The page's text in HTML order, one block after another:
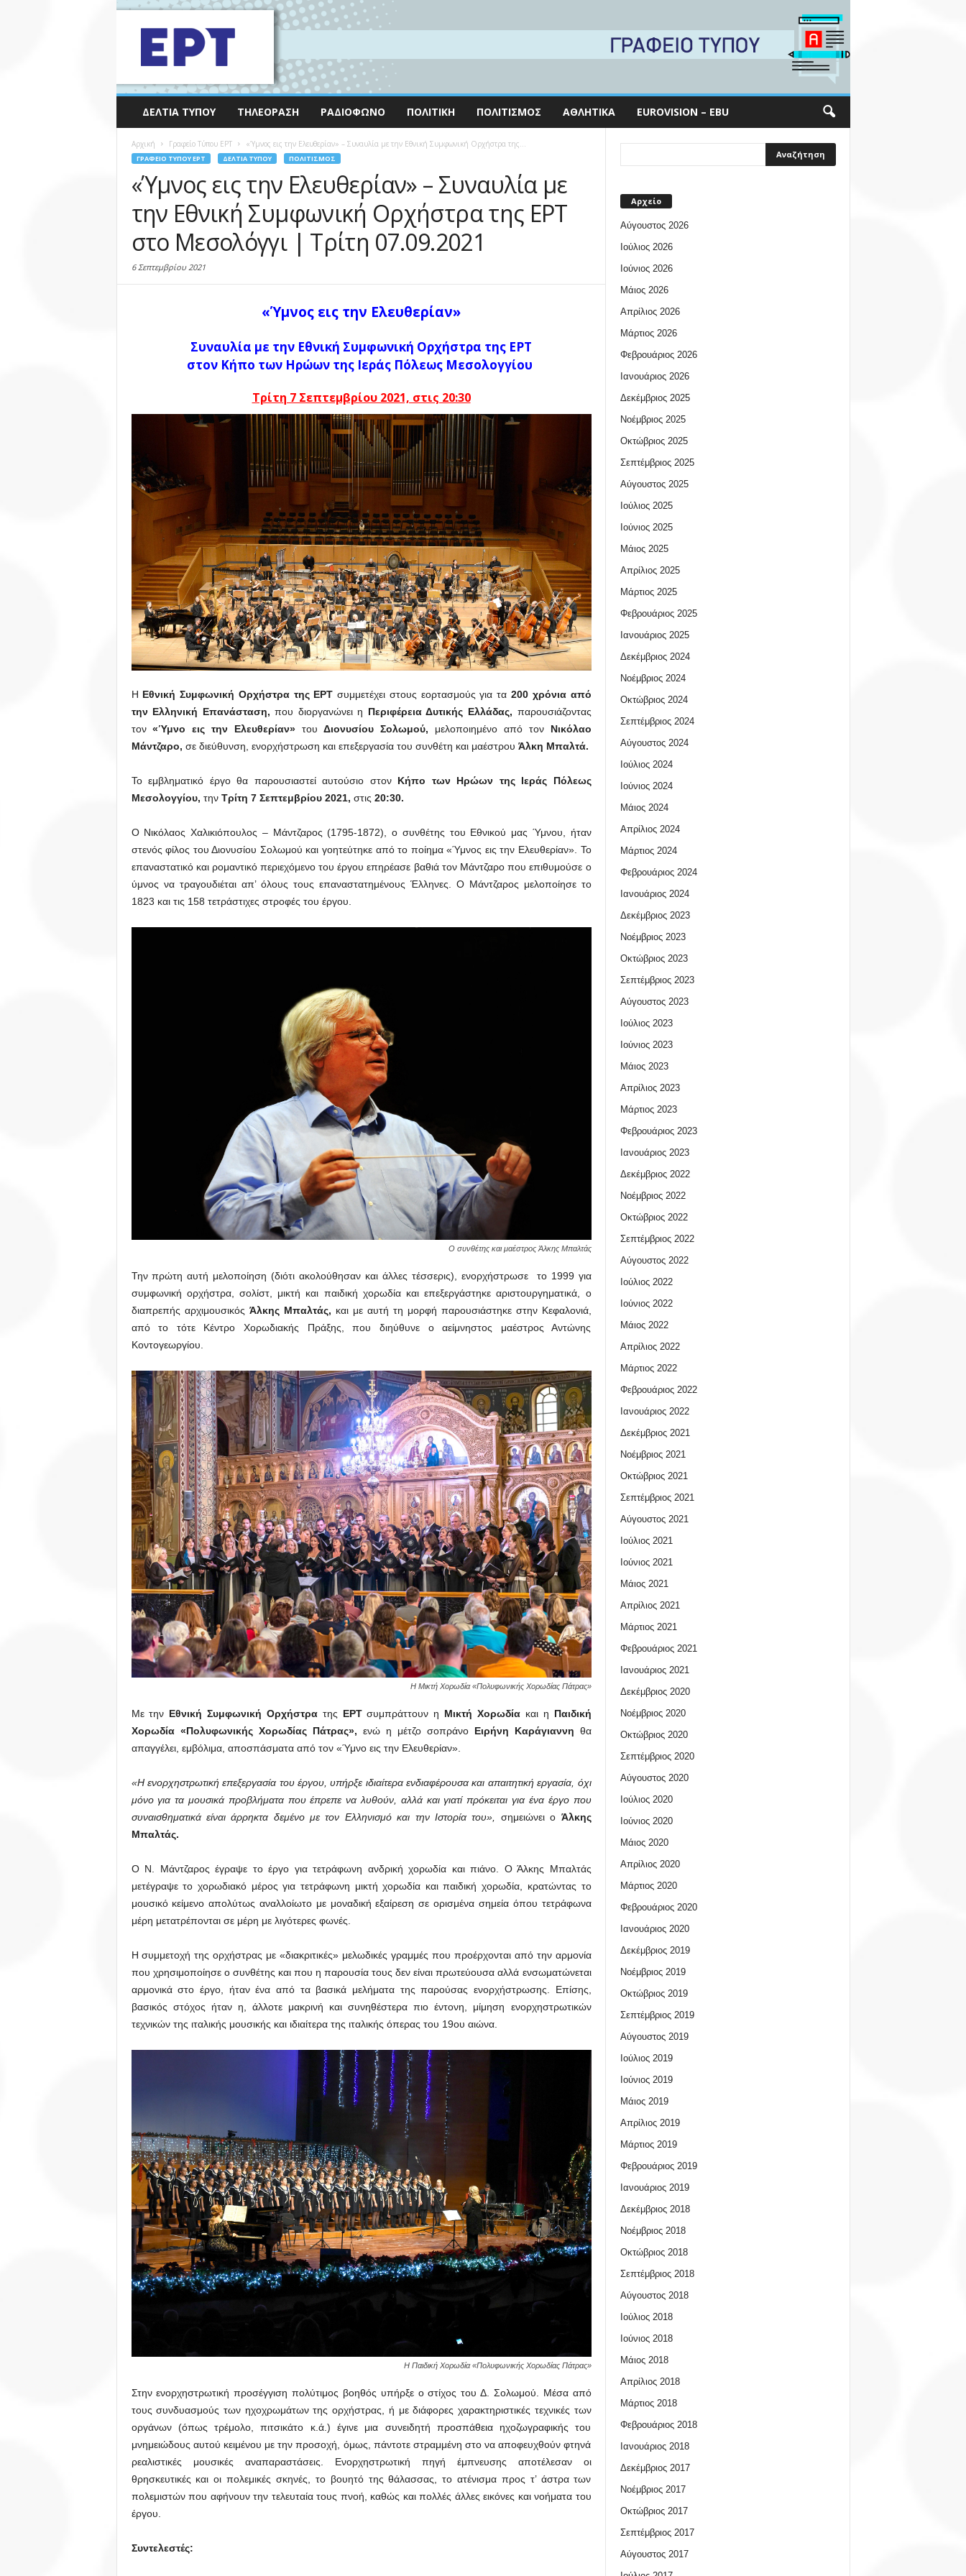
ΔΕΛΤΊΑ ΤΎΠΟΥ ΤΗΛΕΌΡΑΣΗ ΡΑΔΙΌΦΩΝΟ ΠΟΛΙΤΙΚΉ ΠΟΛΙΤΙΣΜΌΣ ΑΘΛΗΤΙΚΆ EUROVISION – EBU
Αρχική Γραφείο Τύπου ΕΡΤ «Ύμνος εις την Ελευθερίαν» – Συναυλία με την Εθνική Συμφωνική Ορχήστρα της...
ΓΡΑΦΕΊΟ ΤΎΠΟΥ ΕΡΤ ΔΕΛΤΊΑ ΤΎΠΟΥ ΠΟΛΙΤΙΣΜΌΣ
«Ύμνος εις την Ελευθερίαν» – Συναυλία με
την Εθνική Συμφωνική Ορχήστρα της ΕΡΤ
στο Μεσολόγγι | Τρίτη 07.09.2021
6 Σεπτεμβρίου 2021
«Ύμνος εις την Ελευθερίαν»
Συναυλία με την Εθνική Συμφωνική Ορχήστρα της ΕΡΤ
στον Κήπο των Ηρώων της Ιεράς Πόλεως Μεσολογγίου
Τρίτη 7 Σεπτεμβρίου 2021, στις 20:30
Η Εθνική Συμφωνική Ορχήστρα της ΕΡΤ συμμετέχει στους εορτασμούς για τα200 χρόνια από
την Ελληνική Επανάσταση, που διοργανώνει η Περιφέρεια Δυτικής Ελλάδας, παρουσιάζοντας
τον«Ύμνο εις την Ελευθερίαν»τουΔιονυσίου Σολωμού, μελοποιημένο από τον Νικόλαο
Μάντζαρο, σε διεύθυνση, ενορχήστρωση και επεξεργασία του συνθέτη και μαέστρου Άλκη Μπαλτά.
Το εμβληματικό έργο θα παρουσιαστεί αυτούσιο στον Κήπο των Ηρώων της Ιεράς Πόλεως
Μεσολογγίου, την Τρίτη 7 Σεπτεμβρίου 2021, στις 20:30.
Ο Νικόλαος Χαλικιόπουλος – Μάντζαρος (1795-1872), ο συνθέτης του Εθνικού μας Ύμνου, ήταν
στενός φίλος του Διονυσίου Σολωμού και γοητεύτηκε από το ποίημα «Ύμνος εις την Ελευθερίαν». Το
επαναστατικό και ρομαντικό περιεχόμενο του έργου επηρέασε βαθιά τον Μάντζαρο που επιθυμούσε ο
ύμνος να τραγουδιέται απ’ όλους τους επαναστατημένους Έλληνες. Ο Μάντζαρος μελοποίησε το
1823 και τις 158 τετράστιχες στροφές του έργου.
Ο συνθέτης και μαέστρος Άλκης Μπαλτάς
Την πρώτη αυτή μελοποίηση (διότι ακολούθησαν και άλλες τέσσερις), ενορχήστρωσε το 1999 για
συμφωνική ορχήστρα, σολίστ, μικτή και παιδική χορωδία και επεξεργάστηκε αριστουργηματικά, ο
διαπρεπής αρχιμουσικός Άλκης Μπαλτάς, και με αυτή τη μορφή παρουσιάστηκε στην Κεφαλονιά,
από το τότε Κέντρο Χορωδιακής Πράξης, που διηύθυνε ο αείμνηστος μαέστρος Αντώνης
Κοντογεωργίου.
Η Μικτή Χορωδία «Πολυφωνικής Χορωδίας Πάτρας»
Με την Εθνική Συμφωνική Ορχήστρατης ΕΡΤσυμπράττουν η Μικτή Χορωδία και η Παιδική
Χορωδία «Πολυφωνικής Χορωδίας Πάτρας», ενώ η μέτζο σοπράνο Ειρήνη Καράγιαννη θα
απαγγέλει, εμβόλιμα, αποσπάσματα από τον «Ύμνο εις την Ελευθερίαν».
«Η ενορχηστρωτική επεξεργασία του έργου, υπήρξε ιδιαίτερα ενδιαφέρουσα και απαιτητική εργασία, όχι
μόνο για τα μουσικά προβλήματα που έπρεπε να λυθούν, αλλά και γιατί πρόκειται για ένα έργο που
συναισθηματικά είναι άρρηκτα δεμένο με τον Ελληνισμό και την Ιστορία του»,
σημειώνει ο Άλκης
Μπαλτάς.
Ο Ν. Μάντζαρος έγραψε το έργο για τετράφωνη ανδρική χορωδία και πιάνο. Ο Άλκης Μπαλτάς
μετέγραψε το χορωδιακό μέρος για τετράφωνη μικτή χορωδία και παιδική χορωδία, κρατώντας το
μουσικό κείμενο απολύτως αναλλοίωτο με μοναδική εξαίρεση σε ορισμένα σημεία όπου τετράφωνα
μέρη μετατρέπονται σε μέρη με λιγότερες φωνές.
Η συμμετοχή της ορχήστρας με «διακριτικές» μελωδικές γραμμές που προέρχονται από την αρμονία
που χρησιμοποίησε ο συνθέτης και που η παρουσία τους δεν είναι πρωτεύουσα αλλά ενσωματώνεται
αρμονικά στο έργο, ήταν ένα από τα βασικά μελήματα της παρούσας ενορχήστρωσης. Επίσης,
βασικός στόχος ήταν η, άλλοτε μακρινή και συνηθέστερα πιο έντονη, μίμηση ενορχηστρωτικών
τεχνικών της ιταλικής μουσικής και ιδιαίτερα της ιταλικής όπερας του 19ου αιώνα.
Η Παιδική Χορωδία «Πολυφωνικής Χορωδίας Πάτρας»
Στην ενορχηστρωτική προσέγγιση πολύτιμος βοηθός υπήρξε ο στίχος του Δ. Σολωμού. Μέσα από
τους συνδυασμούς των ηχοχρωμάτων της ορχήστρας, ή με διάφορες χαρακτηριστικές τεχνικές των
οργάνων (όπως τρέμολο, πιτσικάτο κ.ά.) έγινε μια συνειδητή προσπάθεια ηχοζωγραφικής του
μνημειώδους αυτού κειμένου με την προσοχή, όμως, πάντοτε στραμμένη στο να αποφευχθούν φτηνά
ρεαλιστικές μουσικές αναπαραστάσεις. Ενορχηστρωτική πηγή έμπνευσης αποτέλεσαν οι
θρησκευτικές και οι πολεμικές σκηνές, το βουητό της θάλασσας, το ατένισμα προς τ’ άστρα των
πολεμιστών που αφήνουν την τελευταία τους πνοή, καθώς και πολλές άλλες εικόνες και νοήματα του
έργου.
Συντελεστές:
Αρχείο
Αύγουστος 2026
Ιούλιος 2026
Ιούνιος 2026
Μάιος 2026
Απρίλιος 2026
Μάρτιος 2026
Φεβρουάριος 2026
Ιανουάριος 2026
Δεκέμβριος 2025
Νοέμβριος 2025
Οκτώβριος 2025
Σεπτέμβριος 2025
Αύγουστος 2025
Ιούλιος 2025
Ιούνιος 2025
Μάιος 2025
Απρίλιος 2025
Μάρτιος 2025
Φεβρουάριος 2025
Ιανουάριος 2025
Δεκέμβριος 2024
Νοέμβριος 2024
Οκτώβριος 2024
Σεπτέμβριος 2024
Αύγουστος 2024
Ιούλιος 2024
Ιούνιος 2024
Μάιος 2024
Απρίλιος 2024
Μάρτιος 2024
Φεβρουάριος 2024
Ιανουάριος 2024
Δεκέμβριος 2023
Νοέμβριος 2023
Οκτώβριος 2023
Σεπτέμβριος 2023
Αύγουστος 2023
Ιούλιος 2023
Ιούνιος 2023
Μάιος 2023
Απρίλιος 2023
Μάρτιος 2023
Φεβρουάριος 2023
Ιανουάριος 2023
Δεκέμβριος 2022
Νοέμβριος 2022
Οκτώβριος 2022
Σεπτέμβριος 2022
Αύγουστος 2022
Ιούλιος 2022
Ιούνιος 2022
Μάιος 2022
Απρίλιος 2022
Μάρτιος 2022
Φεβρουάριος 2022
Ιανουάριος 2022
Δεκέμβριος 2021
Νοέμβριος 2021
Οκτώβριος 2021
Σεπτέμβριος 2021
Αύγουστος 2021
Ιούλιος 2021
Ιούνιος 2021
Μάιος 2021
Απρίλιος 2021
Μάρτιος 2021
Φεβρουάριος 2021
Ιανουάριος 2021
Δεκέμβριος 2020
Νοέμβριος 2020
Οκτώβριος 2020
Σεπτέμβριος 2020
Αύγουστος 2020
Ιούλιος 2020
Ιούνιος 2020
Μάιος 2020
Απρίλιος 2020
Μάρτιος 2020
Φεβρουάριος 2020
Ιανουάριος 2020
Δεκέμβριος 2019
Νοέμβριος 2019
Οκτώβριος 2019
Σεπτέμβριος 2019
Αύγουστος 2019
Ιούλιος 2019
Ιούνιος 2019
Μάιος 2019
Απρίλιος 2019
Μάρτιος 2019
Φεβρουάριος 2019
Ιανουάριος 2019
Δεκέμβριος 2018
Νοέμβριος 2018
Οκτώβριος 2018
Σεπτέμβριος 2018
Αύγουστος 2018
Ιούλιος 2018
Ιούνιος 2018
Μάιος 2018
Απρίλιος 2018
Μάρτιος 2018
Φεβρουάριος 2018
Ιανουάριος 2018
Δεκέμβριος 2017
Νοέμβριος 2017
Οκτώβριος 2017
Σεπτέμβριος 2017
Αύγουστος 2017